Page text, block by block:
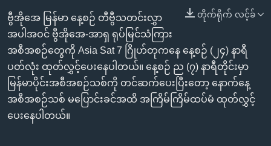
သို့
ကျော်
ကြည့်
ရှာဖွေ
ရန်
ဗွီအိုအေ လူမှုကွန်ယက်များ
ဘာသာစကားများ
တိုက်ရိုက် လင့်ခ်
ဗွီအိုအေ မြန်မာ နေ့စဉ် တီဗွီသတင်းလွှာ
အပါအဝင် ဗွီအိုအေ-အာရှ ရုပ်မြင်သံကြား
အစီအစဉ်တွေကို Asia Sat 7 ဂြိုဟ်တုကနေ နေ့စဉ် (၂၄) နာရီ
ပတ်လုံး ထုတ်လွှင့်ပေးနေပါတယ်။ နေ့စဉ် ည (၇) နာရီတိုင်းမှာ
မြန်မာပိုင်းအစီအစဉ်သစ်ကို တင်ဆက်ပေးပြီးတော့ နောက်နေ့
အစီအစဉ်သစ် မပြောင်းခင်အထိ အကြိမ်ကြိမ်ထပ်မံ ထုတ်လွှင့်
ပေးနေပါတယ်။